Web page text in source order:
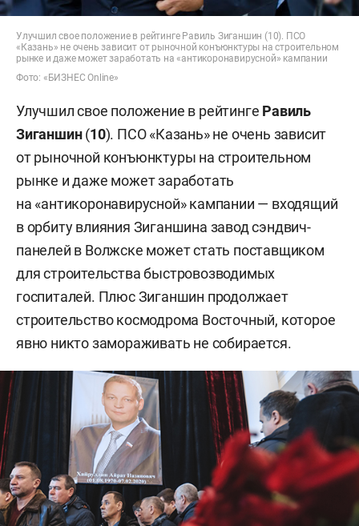
Улучшил свое положение в рейтинге Равиль Зиганшин (10). ПСО
«Казань» не очень зависит от рыночной конъюнктуры на строительном
рынке и даже может заработать на «антикоронавирусной» кампании
Фото: «БИЗНЕС Online»
Улучшил свое положение в рейтинге Равиль
Зиганшин(10). ПСО «Казань» не очень зависит
от рыночной конъюнктуры на строительном
рынке и даже может заработать
на «антикоронавирусной» кампании — входящий
в орбиту влияния Зиганшина завод сэндвич-
панелей в Волжске может стать поставщиком
для строительства быстровозводимых
госпиталей. Плюс Зиганшин продолжает
строительство космодрома Восточный, которое
явно никто замораживать не собирается.